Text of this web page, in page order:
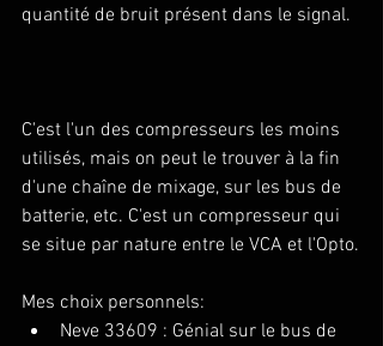
quantité de bruit présent dans le signal.
C'est l'un des compresseurs les moins
utilisés, mais on peut le trouver à la fin
d'une chaîne de mixage, sur les bus de
batterie, etc. C'est un compresseur qui
se situe par nature entre le VCA et l'Opto.
Mes choix personnels:
Neve 33609 : Génial sur le bus de